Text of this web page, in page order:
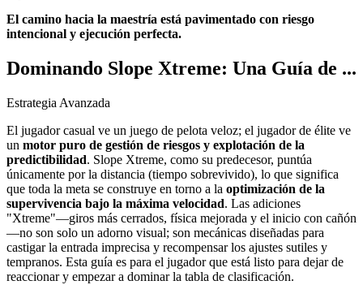
El camino hacia la maestría está pavimentado con riesgo
intencional y ejecución perfecta.
Dominando Slope Xtreme: Una Guía de ...
Estrategia Avanzada
El jugador casual ve un juego de pelota veloz; el jugador de élite ve
un motor puro de gestión de riesgos y explotación de la
predictibilidad. Slope Xtreme, como su predecesor, puntúa
únicamente por la distancia (tiempo sobrevivido), lo que significa
que toda la meta se construye en torno a la optimización de la
supervivencia bajo la máxima velocidad. Las adiciones
"Xtreme"—giros más cerrados, física mejorada y el inicio con cañón
—no son solo un adorno visual; son mecánicas diseñadas para
castigar la entrada imprecisa y recompensar los ajustes sutiles y
tempranos. Esta guía es para el jugador que está listo para dejar de
reaccionar y empezar a dominar la tabla de clasificación.